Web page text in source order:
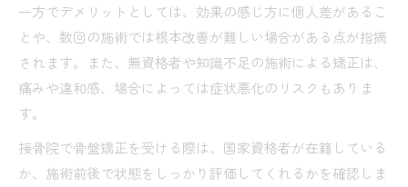
一方でデメリットとしては、効果の感じ方に個人差があるこ
とや、数回の施術では根本改善が難しい場合がある点が指摘
されます。また、無資格者や知識不足の施術による矯正は、
痛みや違和感、場合によっては症状悪化のリスクもありま
す。
接骨院で骨盤矯正を受ける際は、国家資格者が在籍している
か、施術前後で状態をしっかり評価してくれるかを確認しま